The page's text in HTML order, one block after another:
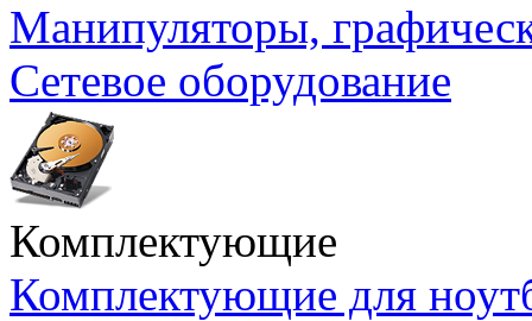
Манипуляторы,
Сетевое оборудование
Комплектующие
Комплектующие для